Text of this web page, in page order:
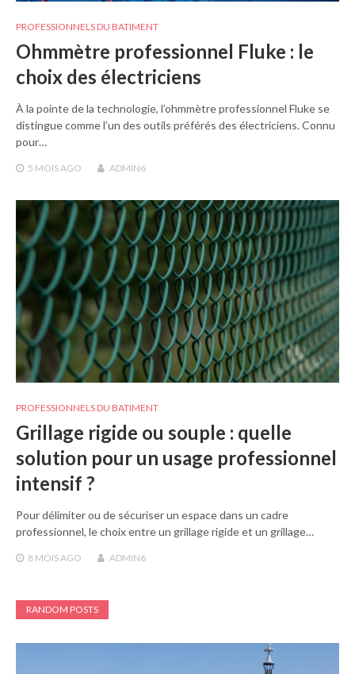
PROFESSIONNELS DU BATIMENT
Ohmmètre professionnel Fluke : le
choix des électriciens
À la pointe de la technologie, l’ohmmètre professionnel Fluke se
distingue comme l’un des outils préférés des électriciens. Connu
pour…
5 MOIS AGO ADMIN6
PROFESSIONNELS DU BATIMENT
Grillage rigide ou souple : quelle
solution pour un usage professionnel
intensif ?
Pour délimiter ou de sécuriser un espace dans un cadre
professionnel, le choix entre un grillage rigide et un grillage…
8 MOIS AGO ADMIN6
RANDOM POSTS